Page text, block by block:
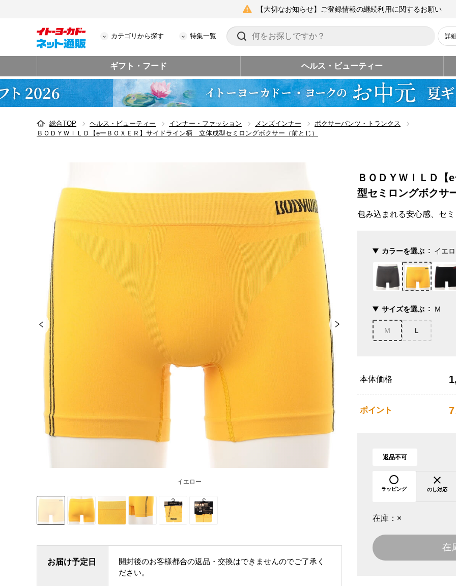
【大切なお知らせ】ご登録情報の継続利用に関するお願い
カテゴリから探す 特集一覧 詳
ギフト・フード ヘルス・ビューティー
総合TOP ヘルス・ビューティー インナー・ファッション メンズインナー
ボクサーパンツ・トランクス
ＢＯＤＹＷＩＬＤ【eーＢＯＸＥＲ】サイドライン柄 立体成型セミロングボクサー（前とじ）
イエロー
お届け予定日
開封後のお客様都合の返品・交換はできませんのでご了承く
ださい。
ＢＯＤＹＷＩＬＤ
型セミロングボクサ
包み込まれる安心感、セ
カラーを選ぶ イエ
サイズを選ぶ Ｍ
Ｍ Ｌ
本体価格
ポイント 7
返品不可
ラッピング のし対応
在庫： ×
在